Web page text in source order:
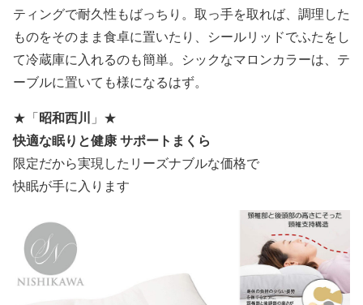
ティングで耐久性もばっちり。取っ手を取れば、調理した
ものをそのまま食卓に置いたり、シールリッドでふたをし
て冷蔵庫に入れるのも簡単。シックなマロンカラーは、テ
ーブルに置いても様になるはず。
★ 「昭和西川 」 ★
快適な眠りと健康 サポートまくら
限定だから実現したリーズナブルな価格で
快眠が手に入ります